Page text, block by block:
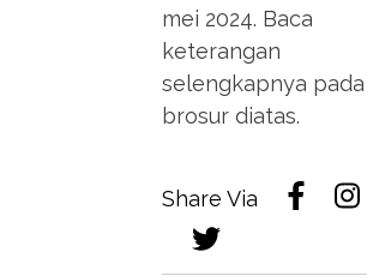
mei 2024. Baca
keterangan
selengkapnya pada
brosur diatas.
Share Via